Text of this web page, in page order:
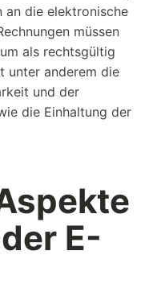
an die elektronische
müssen
als rechtsgültig
unter anderem die
und der
die Einhaltung der
E-